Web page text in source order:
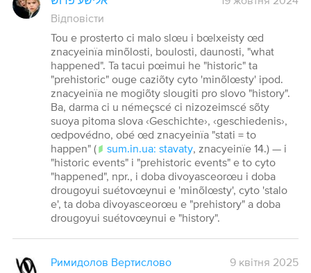
Відповісти
Tou e prosterto ci malo slœu i bœlxeisty œd
znacyeinïa minõlosti, boulosti, daunosti, "what
happened". Ta tacui pœimui he "historic" ta
"prehistoric" ouge caziõty cyto 'minõlœsty' ipod.
znacyeinïa ne mogiõty slougiti pro slovo "history".
Ba, darma ci u némeçscé ci nizozeimscé sõty
suoya pitoma slova ‹Geschichte›, ‹geschiedenis›,
œdpovédno, obé œd znacyeinïa "stati = to
happen" (
sum.in.ua: stavaty, znacyeinïe 14.) — i
"historic events" i "prehistoric events" e to cyto
"happened", npr., i doba divoyasceorœu i doba
drougoyui suétovœynui e 'minõlœsty', cyto 'stalo
e', ta doba divoyasceorœu e "prehistory" a doba
drougoyui suétovœynui e "history".
Римидолов Вертислово
9 квітня 2025